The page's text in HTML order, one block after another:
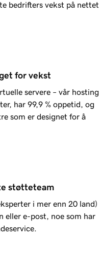
bedrifters vekst på nettet
for vekst
servere – vår hosting
har 99,9 % oppetid, og
som er designet for å
støtteteam
i mer enn 20 land)
eller e-post, noe som har